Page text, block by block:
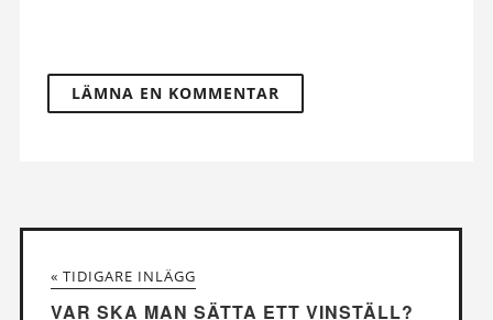
« TIDIGARE INLÄGG
VAR SKA MAN SÄTTA ETT VINSTÄLL?